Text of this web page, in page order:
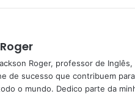
Roger, professor de
de sucesso que contribuem
o mundo. Dedico parte da